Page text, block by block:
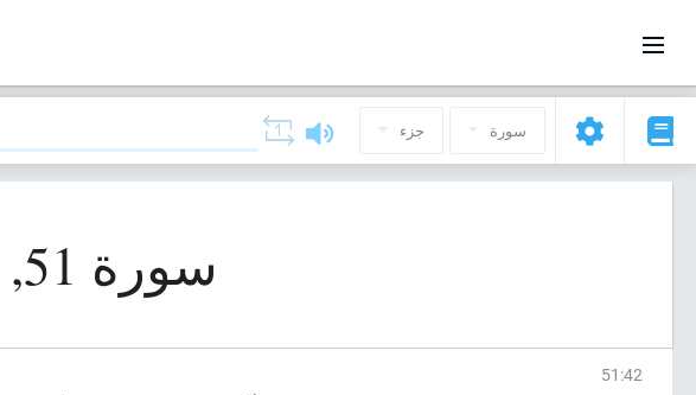
سورة جزء
سورة 51, الذاريات (الذاريات)
51 :42